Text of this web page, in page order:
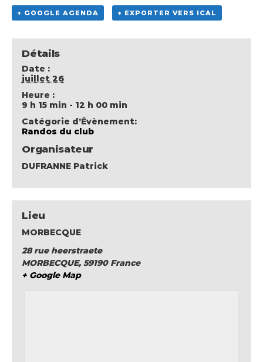
+ GOOGLE AGENDA + EXPORTER VERS ICAL
Détails
Date :
juillet 26
Heure :
9 h 15 min - 12 h 00 min
Catégorie d’Évènement:
Randos du club
Organisateur
DUFRANNE Patrick
Lieu
MORBECQUE
28 rue heerstraete
MORBECQUE, 59190 France
+ Google Map